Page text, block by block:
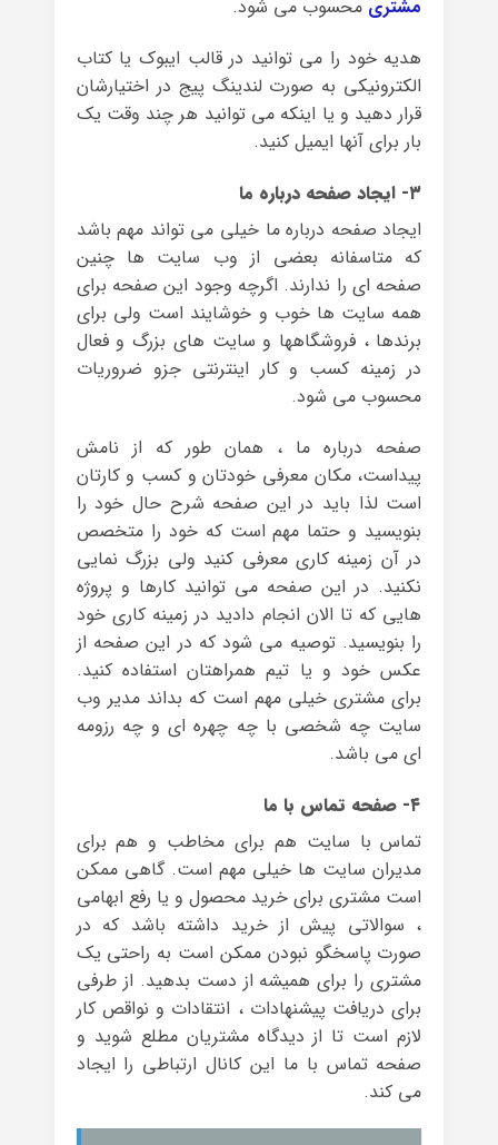
مشتری محسوب می شود.
هدیه خود را می توانید در قالب ایبوک یا کتاب
الکترونیکی به صورت لندینگ پیج در اختیارشان
قرار دهید و یا اینکه می توانید هر چند وقت یک
بار برای آنها ایمیل کنید.
۳- ایجاد صفحه درباره ما
ایجاد صفحه درباره ما خیلی می تواند مهم باشد
که متاسفانه بعضی از وب سایت ها چنین
صفحه ای را ندارند. اگرچه وجود این صفحه برای
همه سایت ها خوب و خوشایند است ولی برای
برندها ، فروشگاهها و سایت های بزرگ و فعال
در زمینه کسب و کار اینترنتی جزو ضروریات
محسوب می شود.
صفحه درباره ما ، همان طور که از نامش
پیداست، مکان معرفی خودتان و کسب و کارتان
است لذا باید در این صفحه شرح حال خود را
بنویسید و حتما مهم است که خود را متخصص
در آن زمینه کاری معرفی کنید ولی بزرگ نمایی
نکنید. در این صفحه می توانید کارها و پروژه
هایی که تا الان انجام دادید در زمینه کاری خود
را بنویسید. توصیه می شود که در این صفحه از
عکس خود و یا تیم همراهتان استفاده کنید.
برای مشتری خیلی مهم است که بداند مدیر وب
سایت چه شخصی با چه چهره ای و چه رزومه
ای می باشد.
۴- صفحه تماس با ما
تماس با سایت هم برای مخاطب و هم برای
مدیران سایت ها خیلی مهم است. گاهی ممکن
است مشتری برای خرید محصول و یا رفع ابهامی
، سوالاتی پیش از خرید داشته باشد که در
صورت پاسخگو نبودن ممکن است به راحتی یک
مشتری را برای همیشه از دست بدهید. از طرفی
برای دریافت پیشنهادات ، انتقادات و نواقص کار
لازم است تا از دیدگاه مشتریان مطلع شوید و
صفحه تماس با ما این کانال ارتباطی را ایجاد
می کند.